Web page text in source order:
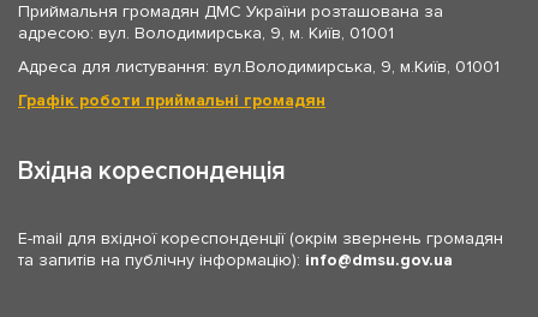
Приймальня громадян ДМС України розташована за
адресою: вул. Володимирська, 9, м. Київ, 01001
Адреса для листування: вул.Володимирська, 9, м.Київ, 01001
Графік роботи приймальні громадян
Вхідна кореспонденція
E-mail для вхідної кореспонденції (окрім звернень громадян
та запитів на публічну інформацію): info dmsu.gov.ua